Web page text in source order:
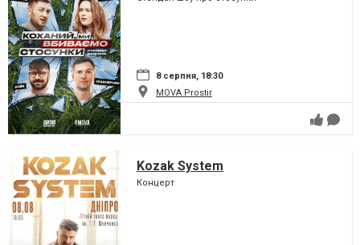
8 серпня, 18:30
MOVA Рrostir
Kozak System
Концерт